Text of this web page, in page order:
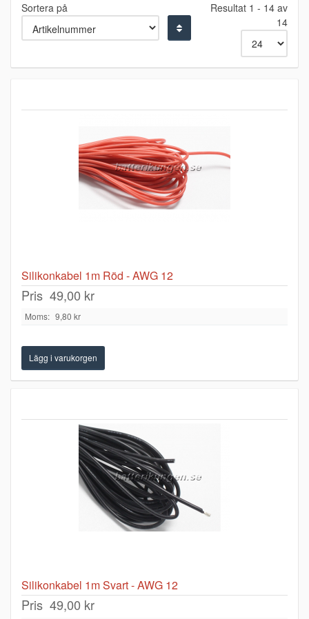
Sortera på
Resultat 1 - 14 av
14
Silikonkabel 1m Röd - AWG 12
Pris 49,00 kr
Moms: 9,80 kr
Silikonkabel 1m Svart - AWG 12
Pris 49,00 kr